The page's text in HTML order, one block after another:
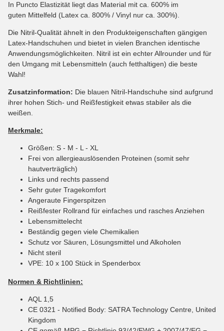
In Puncto Elastizität liegt das Material mit ca. 600% im
guten Mittelfeld (Latex ca. 800% / Vinyl nur ca. 300%).
Die Nitril-Qualität ähnelt in den Produkteigenschaften gängigen
Latex-Handschuhen und bietet in vielen Branchen identische
Anwendungsmöglichkeiten. Nitril ist ein echter Allrounder und für
den Umgang mit Lebensmitteln (auch fetthaltigen) die beste
Wahl!
Zusatzinformation: Die blauen Nitril-Handschuhe sind aufgrund
ihrer hohen Stich- und Reißfestigkeit etwas stabiler als die
weißen.
Merkmale:
Größen: S - M - L - XL
Frei von allergieauslösenden Proteinen (somit sehr
hautverträglich)
Links und rechts passend
Sehr guter Tragekomfort
Angeraute Fingerspitzen
Reißfester Rollrand für einfaches und rasches Anziehen
Lebensmittelecht
Beständig gegen viele Chemikalien
Schutz vor Säuren, Lösungsmittel und Alkoholen
Nicht steril
VPE: 10 x 100 Stück in Spenderbox
Normen & Richtlinien:
AQL 1,5
CE 0321 - Notified Body: SATRA Technology Centre, United
Kingdom